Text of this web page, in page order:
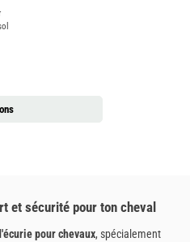
et sécurité pour ton cheval
pour chevaux, spécialement